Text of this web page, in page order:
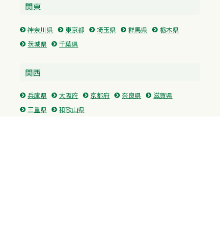
関東
神奈川県 東京都 埼玉県 群馬県
栃木県
茨城県
千葉県
関西
兵庫県 大阪府 京都府 奈良県
滋賀県
三重県
和歌山県